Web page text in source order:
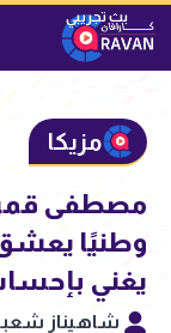
مزيكا
مصطفى قمر
وطنيًا
يغني
شاهيناز